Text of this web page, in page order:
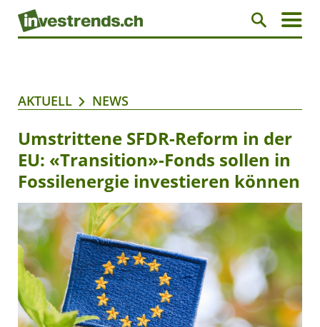
AKTUELL NEWS
Umstrittene SFDR-Reform in der
EU: «Transition»-Fonds sollen in
Fossilenergie investieren können